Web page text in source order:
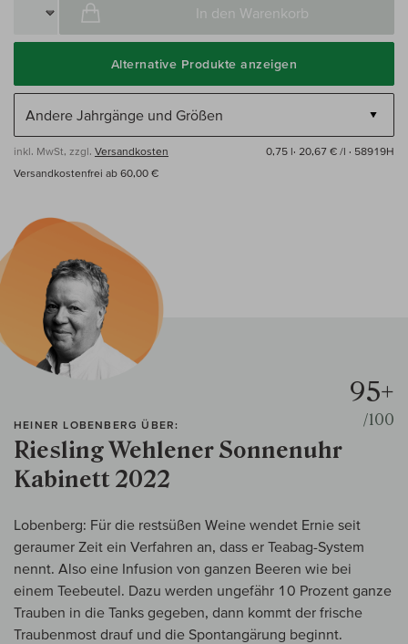
In den Warenkorb
Alternative Produkte anzeigen
inkl. MwSt, zzgl. Versandkosten 0,75 l· 20,67 € /l · 58919H
Versandkostenfrei ab 60,00 €
HEINER LOBENBERG ÜBER:
Riesling Wehlener Sonnenuhr
Kabinett 2022
95+
/100
Lobenberg: Für die restsüßen Weine wendet Ernie seit
geraumer Zeit ein Verfahren an, dass er Teabag-System
nennt. Also eine Infusion von ganzen Beeren wie bei
einem Teebeutel. Dazu werden ungefähr 10 Prozent ganze
Trauben in die Tanks gegeben, dann kommt der frische
Traubenmost drauf und die Spontangärung beginnt.